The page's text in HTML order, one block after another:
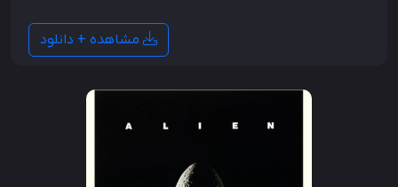
مشاهده + دانلود